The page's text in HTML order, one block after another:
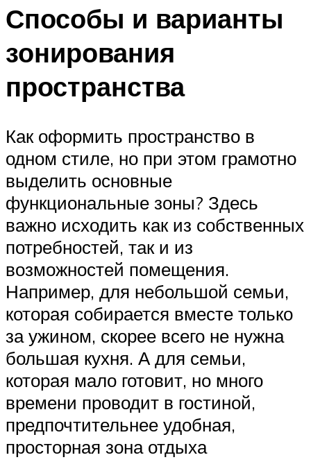
Способы и варианты
зонирования
пространства
Как оформить пространство в
одном стиле, но при этом грамотно
выделить основные
функциональные зоны? Здесь
важно исходить как из собственных
потребностей, так и из
возможностей помещения.
Например, для небольшой семьи,
которая собирается вместе только
за ужином, скорее всего не нужна
большая кухня. А для семьи,
которая мало готовит, но много
времени проводит в гостиной,
предпочтительнее удобная,
просторная зона отдыха